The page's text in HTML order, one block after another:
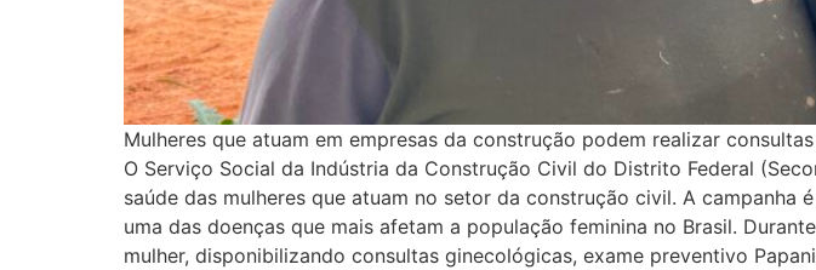
Mulheres que atuam em empresas da construção podem realizar
O Serviço Social da Indústria da Construção Civil do Distrito Federal
saúde das mulheres que atuam no setor da construção civil. A
uma das doenças que mais afetam a população feminina no Brasil.
mulher, disponibilizando consultas ginecológicas, exame preventivo